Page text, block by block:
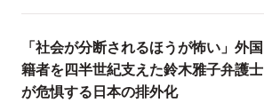
「社会が分断されるほうが怖い」外国
籍者を四半世紀支えた鈴木雅子弁護士
が危惧する日本の排外化